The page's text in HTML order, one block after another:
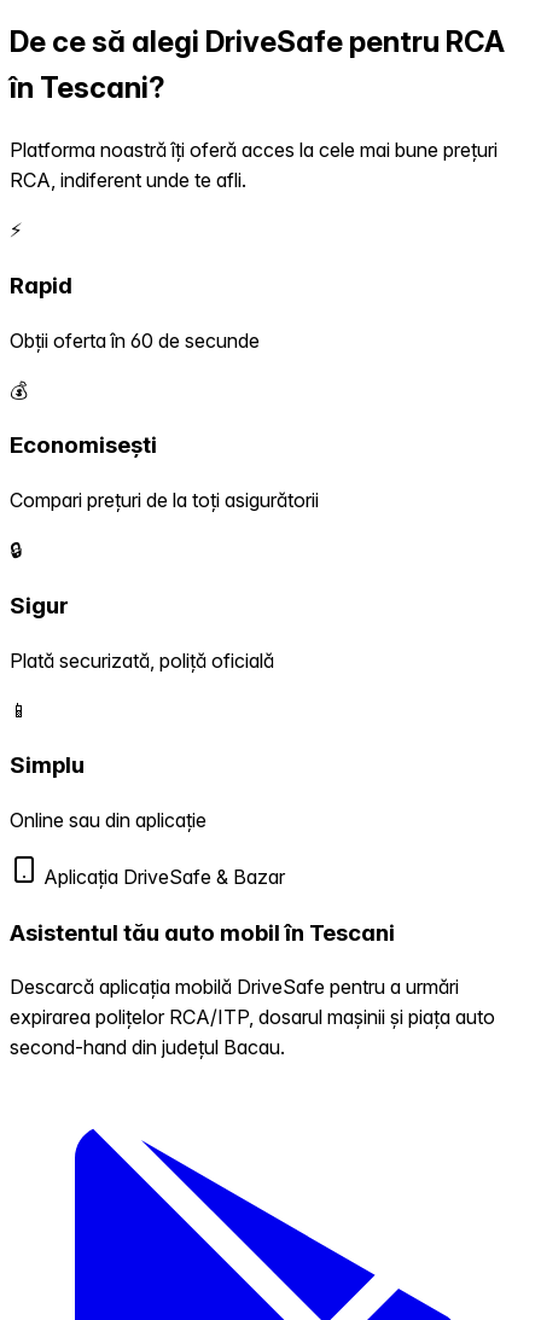
De ce să alegi DriveSafe pentru RCA
în Tescani?
Platforma noastră îți oferă acces la cele mai bune prețuri
RCA, indiferent unde te afli.
⚡
Rapid
Obții oferta în 60 de secunde
💰
Economisești
Compari prețuri de la toți asigurătorii
🔒
Sigur
Plată securizată, poliță oficială
📱
Simplu
Online sau din aplicație
Aplicația DriveSafe & Bazar
Asistentul tău auto mobil în Tescani
Descarcă aplicația mobilă DriveSafe pentru a urmări
expirarea polițelor RCA/ITP, dosarul mașinii și piața auto
second-hand din județul Bacau.